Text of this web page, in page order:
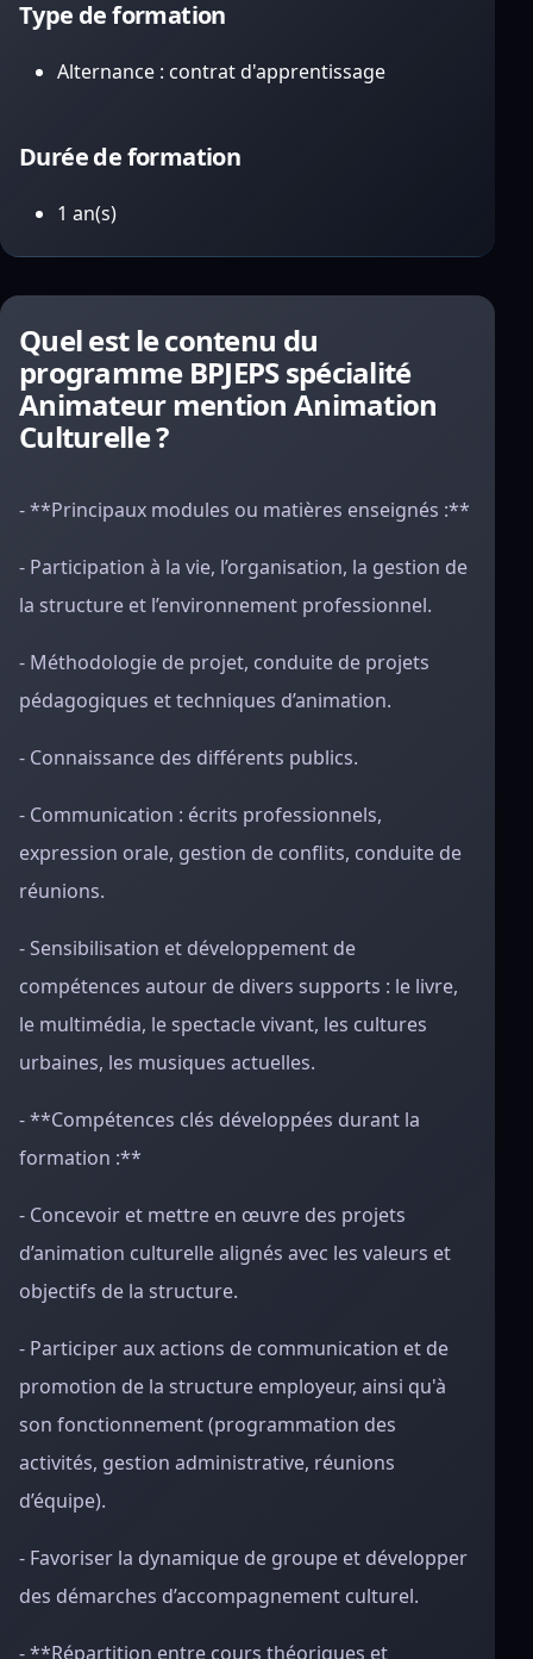
Type de formation
Alternance : contrat d'apprentissage
Durée de formation
1 an(s)
Quel est le contenu du
programme BPJEPS spécialité
Animateur mention Animation
Culturelle ?
- **Principaux modules ou matières enseignés :**
- Participation à la vie, l’organisation, la gestion de
la structure et l’environnement professionnel.
- Méthodologie de projet, conduite de projets
pédagogiques et techniques d’animation.
- Connaissance des différents publics.
- Communication : écrits professionnels,
expression orale, gestion de conflits, conduite de
réunions.
- Sensibilisation et développement de
compétences autour de divers supports : le livre,
le multimédia, le spectacle vivant, les cultures
urbaines, les musiques actuelles.
- **Compétences clés développées durant la
formation :**
- Concevoir et mettre en œuvre des projets
d’animation culturelle alignés avec les valeurs et
objectifs de la structure.
- Participer aux actions de communication et de
promotion de la structure employeur, ainsi qu'à
son fonctionnement (programmation des
activités, gestion administrative, réunions
d’équipe).
- Favoriser la dynamique de groupe et développer
des démarches d’accompagnement culturel.
- **Répartition entre cours théoriques et